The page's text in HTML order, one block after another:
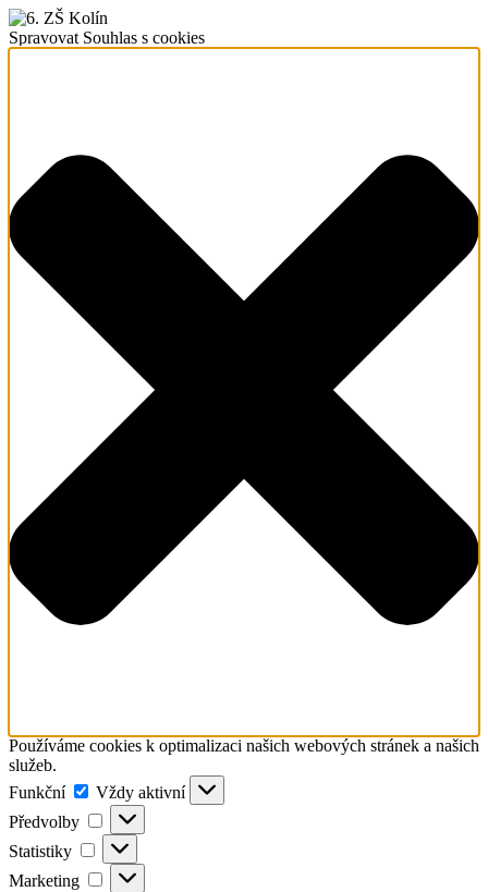
Spravovat Souhlas s cookies
Používáme cookies k optimalizaci našich webových stránek a našich
služeb.
Funkční
Funkční
Vždy aktivní
Předvolby
Předvolby
Statistiky Statistiky
Marketing Marketing